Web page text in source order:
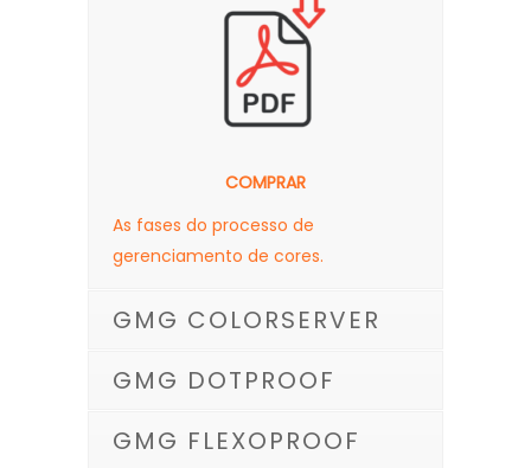
COMPRAR
As fases do processo de
gerenciamento de cores.
GMG COLORSERVER
GMG DOTPROOF
GMG FLEXOPROOF